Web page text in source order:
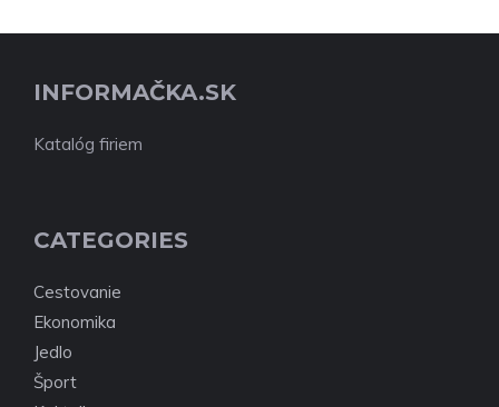
INFORMAČKA.SK
Katalóg firiem
CATEGORIES
Cestovanie
Ekonomika
Jedlo
Šport